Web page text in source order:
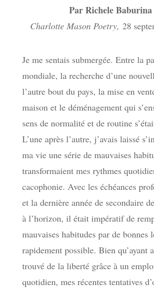
ParRichele Baburina
Charlotte Mason Poetry,28
Je me sentais submergée. Entre la
mondiale, la recherche d’une
l’autre bout du pays, la mise en
maison et le déménagement qui
sens de normalité et de routine
L’une après l’autre, j’avais laissé
ma vie une série de mauvaises
transformaient mes rythmes
cacophonie. Avec les échéances
et la dernière année de secondaire
à l’horizon, il était impératif de
mauvaises habitudes par de bonnes
rapidement possible. Bien qu’ayant
trouvé de la liberté grâce à un
quotidien, mes récentes tentatives